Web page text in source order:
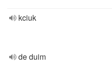
kciuk
de duim